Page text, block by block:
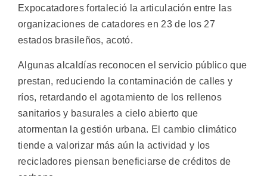
Expocatadores fortaleció la articulación entre las
organizaciones de catadores en 23 de los 27
estados brasileños, acotó.
Algunas alcaldías reconocen el servicio público que
prestan, reduciendo la contaminación de calles y
ríos, retardando el agotamiento de los rellenos
sanitarios y basurales a cielo abierto que
atormentan la gestión urbana. El cambio climático
tiende a valorizar más aún la actividad y los
recicladores piensan beneficiarse de créditos de